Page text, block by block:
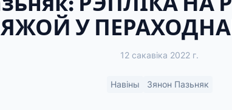
У
12 сакавіка 2022 г.
Навіны Зянон Пазьняк